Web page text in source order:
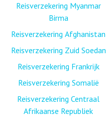
Reisverzekering Myanmar
Birma
Reisverzekering Afghanistan
Reisverzekering Zuid Soedan
Reisverzekering Frankrijk
Reisverzekering Somalië
Reisverzekering Centraal
Afrikaanse Republiek